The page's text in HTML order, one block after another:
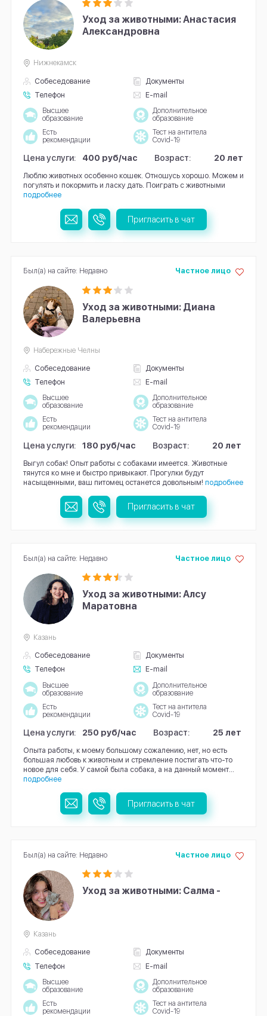
Уход за животными: Анастасия
Александровна
Собеседование
Документы
Телефон
E-mail
Нижнекамск
Высшее
образование
Дополнительное
образование
Есть
рекомендации
Тест на антитела
Covid-19
Цена услуги: 400 руб/час Возраст: 20 лет
Люблю животных особенно кошек. Отношусь хорошо. Можем и
погулять и покормить и ласку дать. Поиграть с животными
подробнее
Пригласить в чат
Уход за животными: Диана
Валерьевна
Собеседование
Документы
Телефон
E-mail
Частное лицо
Набережные Челны
Высшее
образование
Дополнительное
образование
Есть
рекомендации
Тест на антитела
Covid-19
Цена услуги: 180 руб/час Возраст: 20 лет
Выгул собак! Опыт работы с собаками имеется. Животные
тянутся ко мне и быстро привыкают. Прогулки будут
насыщенными, ваш питомец останется довольным! подробнее
Был(а) на сайте: Недавно
Пригласить в чат
Уход за животными: Алсу
Маратовна
Собеседование
Документы
Телефон
E-mail
Частное лицо
Казань
Высшее
образование
Дополнительное
образование
Есть
рекомендации
Тест на антитела
Covid-19
Цена услуги: 250 руб/час Возраст: 25 лет
Опыта работы, к моему большому сожалению, нет, но есть
большая любовь к животным и стремление постигать что-то
новое для себя. У самой была собака, а на данный момент...
подробнее
Был(а) на сайте: Недавно
Пригласить в чат
Уход за животными: Салма -
Собеседование
Документы
Телефон
E-mail
Частное лицо
Казань
Высшее
образование
Дополнительное
образование
Есть
рекомендации
Тест на антитела
Covid-19
Был(а) на сайте: Недавно